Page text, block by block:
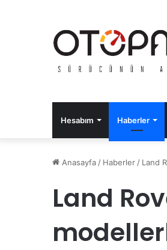
Hesabım Haberler
Anasayfa / Haberler / Land
Land